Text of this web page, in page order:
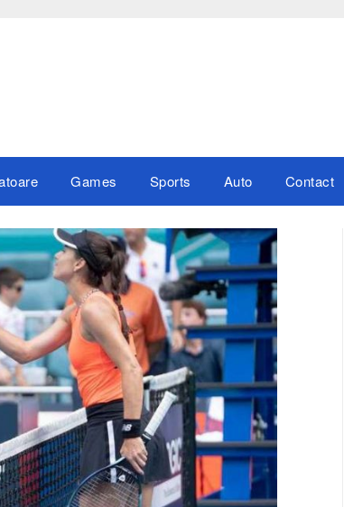
Games Sports Auto Contact